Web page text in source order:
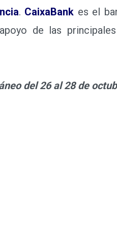
. CaixaBank es el
de las
del 26 al 28 de